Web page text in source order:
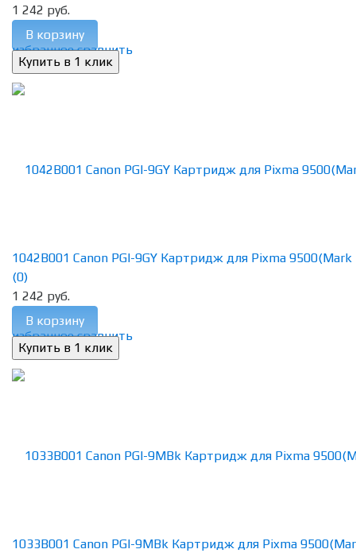
избранное сравнить
1 242 руб.
В корзину
избранное сравнить
1042B001 Canon PGI-9GY Картридж для Pixma 9500(Mark
(0)
1 242 руб.
В корзину
1033B001 Canon PGI-9MBk Картридж для Pixma